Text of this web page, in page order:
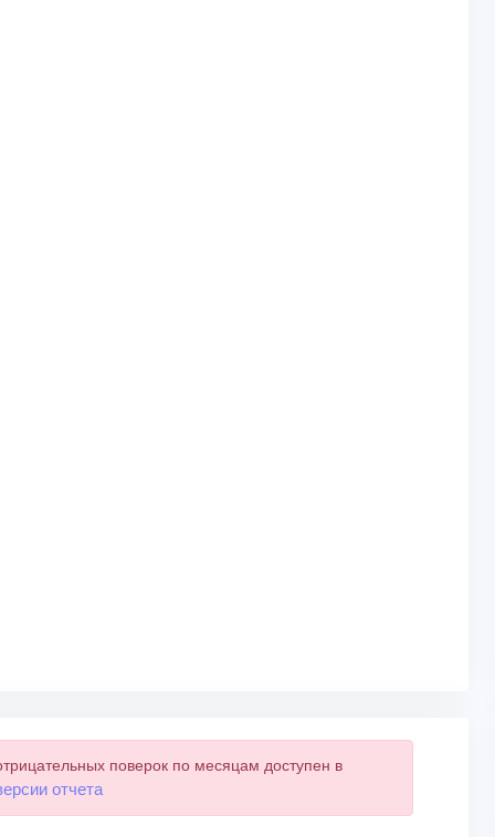
поверок по месяцам доступен в
отчета